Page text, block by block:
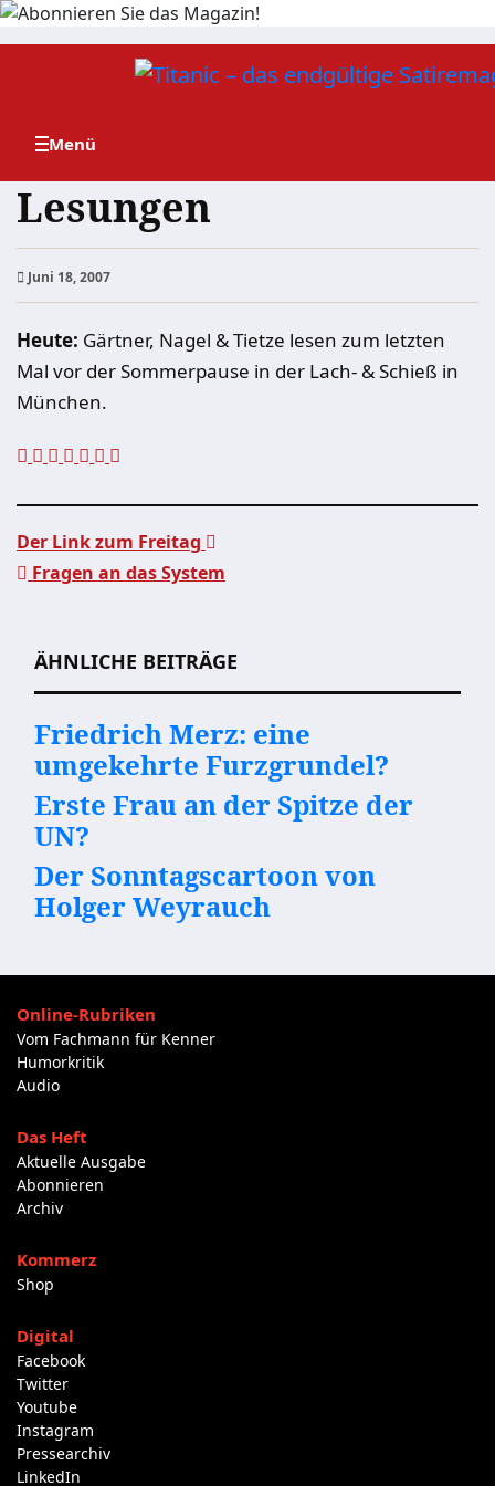
Zum
Lesungen
Juni 18, 2007
Heute: Gärtner, Nagel & Tietze lesen zum letzten
Mal vor der Sommerpause in der Lach- & Schieß in
München.
Der Link zum Freitag
Fragen an das System
ÄHNLICHE BEITRÄGE
Friedrich Merz: eine
umgekehrte Furzgrundel?
Erste Frau an der Spitze der
UN?
Der Sonntagscartoon von
Holger Weyrauch
Online-Rubriken
Vom Fachmann für Kenner
Humorkritik
Audio
Das Heft
Aktuelle Ausgabe
Abonnieren
Archiv
Kommerz
Shop
Digital
Facebook
Twitter
Youtube
Instagram
Pressearchiv
LinkedIn